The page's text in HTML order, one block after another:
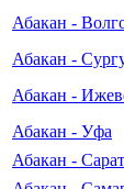
Абакан -
Абакан -
Абакан -
Абакан - Уфа
Абакан -